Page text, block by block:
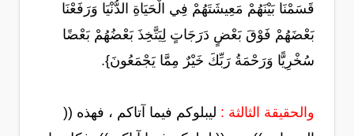
قَسَمْنَا بَيْنَهُمْ مَعِيشَتَهُمْ فِي الْحَيَاةِ الدُّنْيَا وَرَفَعْنَا
بَعْضَهُمْ فَوْقَ بَعْضٍ دَرَجَاتٍ لِيَتَّخِذَ بَعْضُهُمْ بَعْضًا
سُخْرِيًّا ‏وَرَحْمَةُ رَبِّكَ خَيْرٌ مِمَّا يَجْمَعُونَ}.
والحقيقة الثالثة : ليبلوكم فيما آتاكم ، فهذه ((